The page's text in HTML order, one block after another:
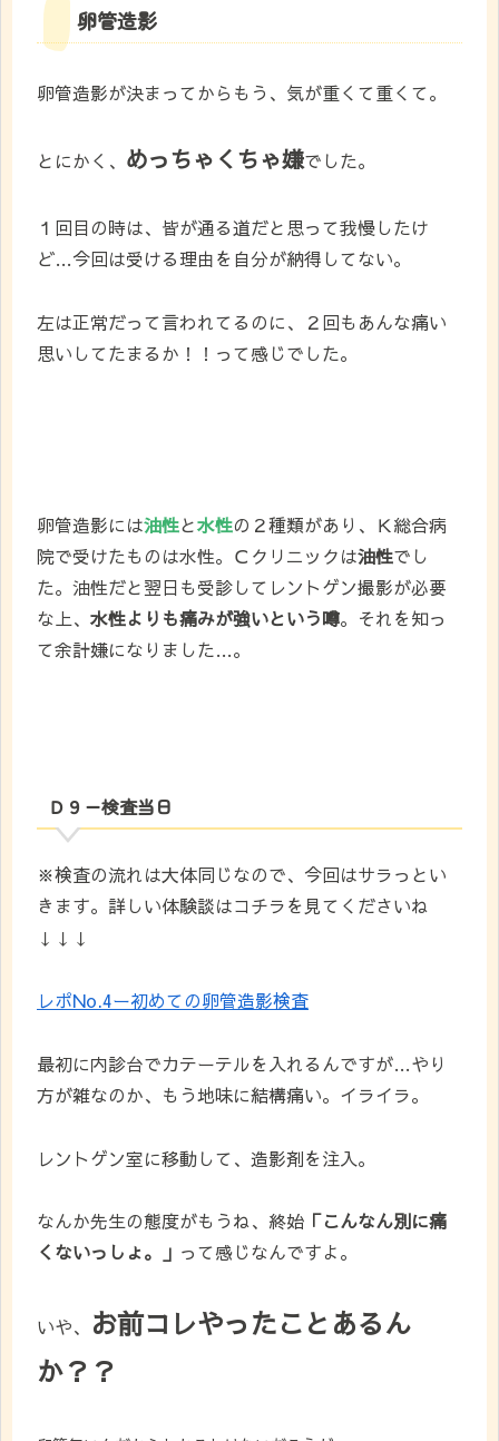
卵管造影
卵管造影が決まってからもう、気が重くて重くて。
とにかく、 めっちゃくちゃ嫌でした。
１回目の時は、皆が通る道だと思って我慢したけ
ど…今回は受ける理由を自分が納得してない。
左は正常だって言われてるのに、２回もあんな痛い
思いしてたまるか！！って感じでした。
卵管造影には油性と水性の２種類があり、Ｋ総合病
院で受けたものは水性。Ｃクリニックは油性でし
た。油性だと翌日も受診してレントゲン撮影が必要
な上、 水性よりも痛みが強いという噂。それを知っ
て余計嫌になりました…。
Ｄ９ー検査当日
※検査の流れは大体同じなので、今回はサラっとい
きます。詳しい体験談はコチラを見てくださいね
↓↓↓
レポNo.4ー初めての卵管造影検査
最初に内診台でカテーテルを入れるんですが…やり
方が雑なのか、もう地味に結構痛い。イライラ。
レントゲン室に移動して、造影剤を注入。
なんか先生の態度がもうね、終始 「こんなん別に痛
くないっしょ。」 って感じなんですよ。
いや、
お前コレやったことあるん
か？？